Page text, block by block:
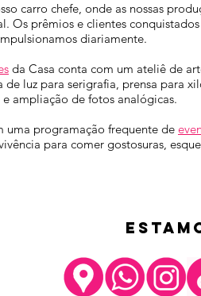
carro chefe, onde as nossas
Os prêmios e clientes
diariamente.
da Casa conta com um ateliê de
de luz para serigrafia, prensa para
e ampliação de fotos analógicas.
uma programação frequente de
para comer gostosuras,